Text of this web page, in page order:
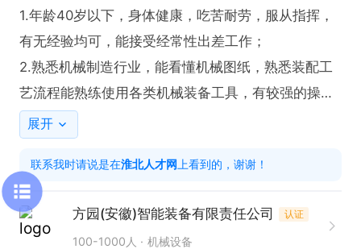
1.年龄40岁以下，身体健康，吃苦耐劳，服从指挥，
有无经验均可，能接受经常性出差工作；
2.熟悉机械制造行业，能看懂机械图纸，熟悉装配工
艺流程能熟练使用各类机械装备工具，有较强的操作
技能，有相关技术资格证书等等优先考虑。
议
展开
联系我时请说是在淮北人才网 上看到的，谢谢！
方园(安徽)智能装备有限责任公司 认证
100-1000人 机械设备